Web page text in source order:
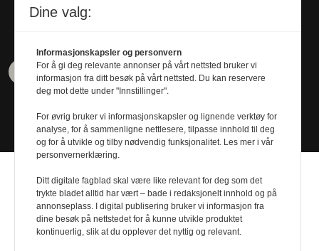
Design byNordström Design- Powered by
Dine valg:
Informasjonskapsler og personvern
For å gi deg relevante annonser på vårt nettsted bruker vi
informasjon fra ditt besøk på vårt nettsted. Du kan reservere
deg mot dette under "Innstillinger".
For øvrig bruker vi informasjonskapsler og lignende verktøy for
analyse, for å sammenligne nettlesere, tilpasse innhold til deg
og for å utvikle og tilby nødvendig funksjonalitet. Les mer i vår
personvernerklæring.
Ditt digitale fagblad skal være like relevant for deg som det
trykte bladet alltid har vært – bade i redaksjonelt innhold og på
annonseplass. I digital publisering bruker vi informasjon fra
dine besøk på nettstedet for å kunne utvikle produktet
kontinuerlig, slik at du opplever det nyttig og relevant.